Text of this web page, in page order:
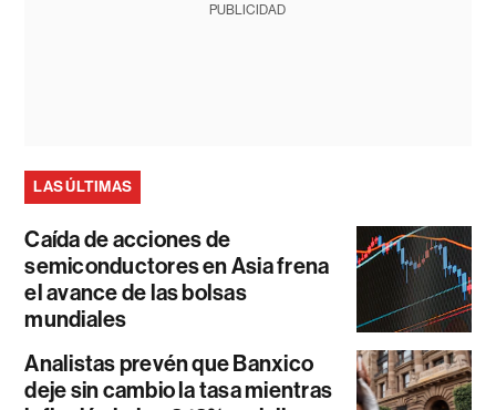
PUBLICIDAD
LAS ÚLTIMAS
Caída de acciones de
semiconductores en Asia frena
el avance de las bolsas
mundiales
Analistas prevén que Banxico
deje sin cambio la tasa mientras